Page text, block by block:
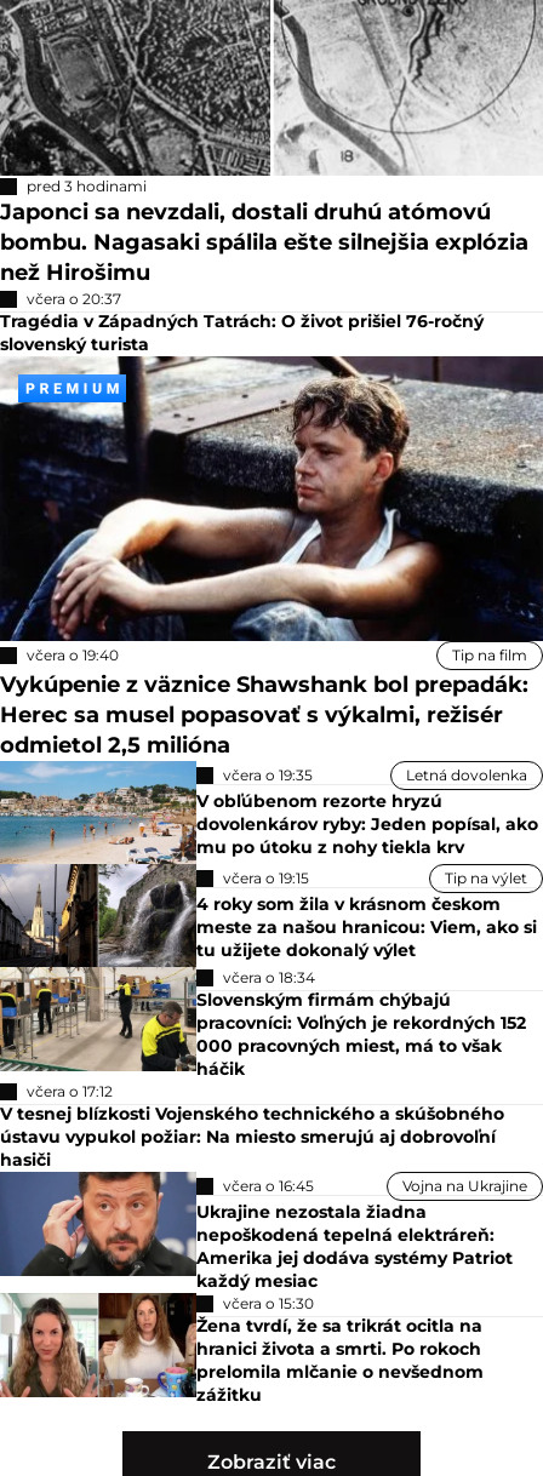
pred 3 hodinami
Japonci sa nevzdali, dostali druhú atómovú
bombu. Nagasaki spálila ešte silnejšia explózia
než Hirošimu
včera o 20:37
Tragédia v Západných Tatrách: O život prišiel 76-ročný
slovenský turista
včera o 19:40 Tip na film
Vykúpenie z väznice Shawshank bol prepadák:
Herec sa musel popasovať s výkalmi, režisér
odmietol 2,5 milióna
včera o 19:35 Letná dovolenka
V obľúbenom rezorte hryzú
dovolenkárov ryby: Jeden popísal, ako
mu po útoku z nohy tiekla krv
včera o 19:15 Tip na výlet
4 roky som žila v krásnom českom
meste za našou hranicou: Viem, ako si
tu užijete dokonalý výlet
včera o 18:34
Slovenským firmám chýbajú
pracovníci: Voľných je rekordných 152
000 pracovných miest, má to však
háčik
včera o 17:12
V tesnej blízkosti Vojenského technického a skúšobného
ústavu vypukol požiar: Na miesto smerujú aj dobrovoľní
hasiči
včera o 16:45 Vojna na Ukrajine
Ukrajine nezostala žiadna
nepoškodená tepelná elektráreň:
Amerika jej dodáva systémy Patriot
každý mesiac
včera o 15:30
Žena tvrdí, že sa trikrát ocitla na
hranici života a smrti. Po rokoch
prelomila mlčanie o nevšednom
zážitku
Zobraziť viac